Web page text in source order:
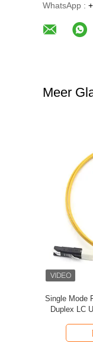
WhatsApp :
Meer
High-
Cord SC